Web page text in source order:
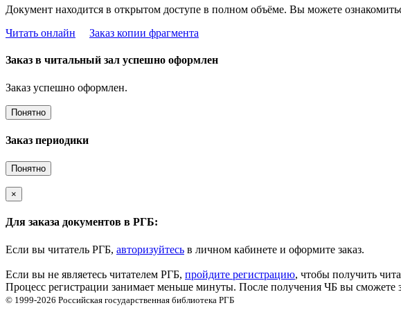
Документ находится в открытом доступе в полном объёме. Вы можете
Читать онлайн
Заказ копии фрагмента
Заказ в читальный зал успешно оформлен
Заказ успешно оформлен.
Понятно
Заказ периодики
Понятно
×
Для заказа документов в РГБ:
Если вы читатель РГБ, авторизуйтесь в личном кабинете и оформите заказ.
Если вы не являетесь читателем РГБ, пройдите регистрацию, чтобы получить
Процесс регистрации занимает меньше минуты. После получения ЧБ вы сможете
© 1999-2026 Российская государственная библиотека РГБ